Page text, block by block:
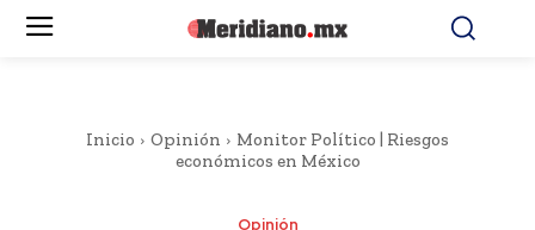
Inicio Opinión
Monitor Político | Riesgos
económicos en México
Opinión